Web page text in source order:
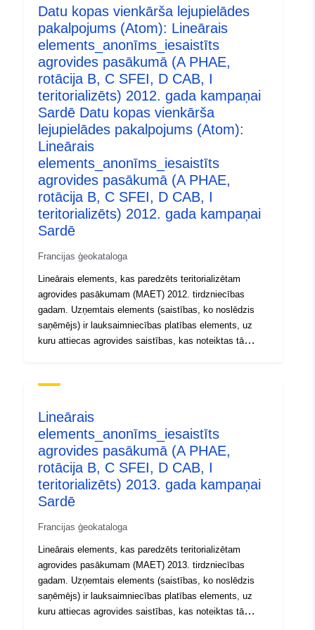
Datu kopas vienkārša lejupielādes
pakalpojums (Atom): Lineārais
elements_anonīms_iesaistīts
agrovides pasākumā (A PHAE,
rotācija B, C SFEI, D CAB, I
teritorializēts) 2012. gada kampaņai
Sardē Datu kopas vienkārša
lejupielādes pakalpojums (Atom):
Lineārais
elements_anonīms_iesaistīts
agrovides pasākumā (A PHAE,
rotācija B, C SFEI, D CAB, I
teritorializēts) 2012. gada kampaņai
Sardē
Francijas ģeokataloga
Lineārais elements, kas paredzēts teritorializētam
agrovides pasākumam (MAET) 2012. tirdzniecības
gadam. Uzņemtais elements (saistības, ko noslēdzis
saņēmējs) ir lauksaimniecības platības elements, uz
kuru attiecas agrovides saistības, kas noteiktas tā
pasākumā, var būt zemes gabals, audze utt. Slānis ir
Lineārais
elements_anonīms_iesaistīts
agrovides pasākumā (A PHAE,
rotācija B, C SFEI, D CAB, I
teritorializēts) 2013. gada kampaņai
Sardē
Francijas ģeokataloga
Lineārais elements, kas paredzēts teritorializētam
agrovides pasākumam (MAET) 2013. tirdzniecības
gadam. Uzņemtais elements (saistības, ko noslēdzis
saņēmējs) ir lauksaimniecības platības elements, uz
kuru attiecas agrovides saistības, kas noteiktas tā